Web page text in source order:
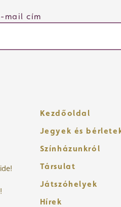
mail cím
Kezdőoldal
Jegyek és
Színházunkról
Társulat
Játszóhelyek
Hírek